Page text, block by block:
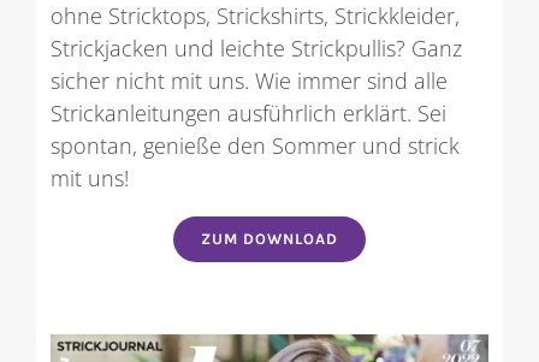
ohne Stricktops, Strickshirts, Strickkleider,
Strickjacken und leichte Strickpullis? Ganz
sicher nicht mit uns. Wie immer sind alle
Strickanleitungen ausführlich erklärt. Sei
spontan, genieße den Sommer und strick
mit uns!
ZUM DOWNLOAD